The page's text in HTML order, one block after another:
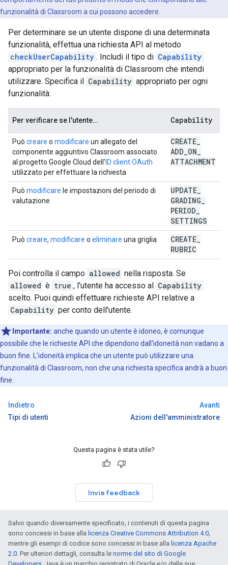
funzionalità di Classroom a cui possono accedere.
Per determinare se un utente dispone di una determinata
funzionalità, effettua una richiesta API al metodo
checkUserCapability . Includi il tipo di Capability
appropriato per la funzionalità di Classroom che intendi
utilizzare. Specifica il Capability appropriato per ogni
funzionalità:
Per verificare se l'utente… Capability
Può creare o modificare un allegato del
componente aggiuntivo Classroom associato
al progetto Google Cloud dell' ID client OAuth
utilizzato per effettuare la richiesta
CREATE
ADD ON
ATTACHMENT
Può modificare le impostazioni del periodo di
valutazione
UPDATE
GRADING
PERIOD
SETTINGS
Può creare, modificare o eliminare una griglia CREATE
RUBRIC
Poi controlla il campo allowed nella risposta. Se
allowed è true , l'utente ha accesso al Capability
scelto. Puoi quindi effettuare richieste API relative a
Capability per conto dell'utente.
Importante: anche quando un utente è idoneo, è comunque
possibile che le richieste API che dipendono dall'idoneità non vadano a
buon fine. L'idoneità implica che un utente può utilizzare una
funzionalità di Classroom, non che una richiesta specifica andrà a buon
fine.
Indietro
Tipi di utenti
Avanti
Azioni dell'amministratore
Questa pagina è stata utile?
Invia feedback
Salvo quando diversamente specificato, i contenuti di questa pagina
sono concessi in base alla licenza Creative Commons Attribution 4.0,
mentre gli esempi di codice sono concessi in base alla licenza Apache
2.0. Per ulteriori dettagli, consulta le norme del sito di Google